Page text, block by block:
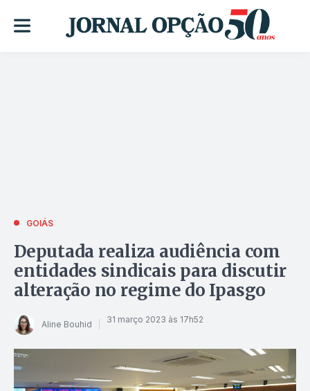
GOIÁS
Deputada realiza audiência com
entidades sindicais para discutir
alteração no regime do Ipasgo
Aline Bouhid 31 março 2023 às 17h52